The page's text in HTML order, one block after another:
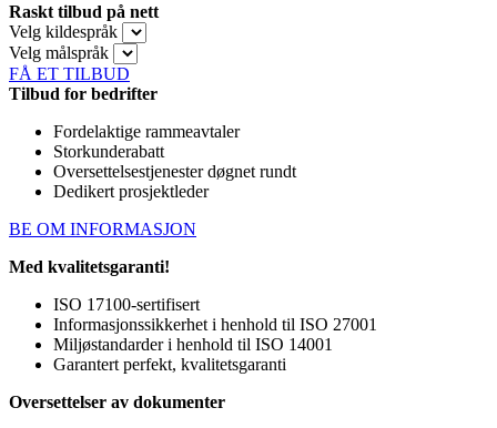
Raskt tilbud på nett
Velg kildespråk
Velg målspråk
FÅ ET TILBUD
Tilbud for bedrifter
Fordelaktige rammeavtaler
Storkunderabatt
Oversettelsestjenester døgnet rundt
Dedikert prosjektleder
BE OM INFORMASJON
Med kvalitetsgaranti!
ISO 17100-sertifisert
Informasjonssikkerhet i henhold til ISO 27001
Miljøstandarder i henhold til ISO 14001
Garantert perfekt, kvalitetsgaranti
Oversettelser av dokumenter